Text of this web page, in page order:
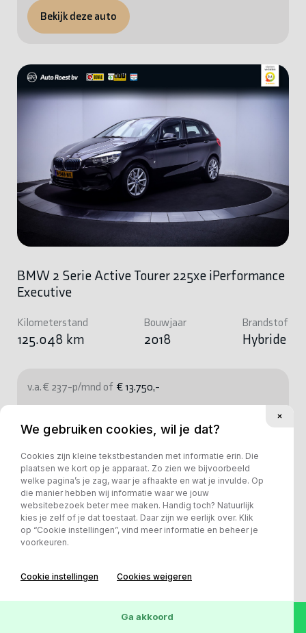
Bekijk deze auto
BMW 2 Serie Active Tourer 225xe iPerformance
Executive
Kilometerstand
125.048 km
Bouwjaar
2018
Brandstof
Hybride
v.a. € 237-p/mnd of € 13.750,-
Bekijk deze auto
We gebruiken cookies, wil je dat?
Cookies zijn kleine tekstbestanden met informatie erin. Die
plaatsen we kort op je apparaat. Zo zien we bijvoorbeeld
welke pagina’s je zag, waar je afhaakte en wat je invulde. Op
die manier hebben wij informatie waar we jouw
websitebezoek beter mee maken. Handig toch? Natuurlijk
kies je zelf of je dat toestaat. Daar zijn we eerlijk over. Klik
op “Cookie instellingen”, vind meer informatie en beheer je
voorkeuren.
Cookie instellingen Cookies weigeren
Ga akkoord